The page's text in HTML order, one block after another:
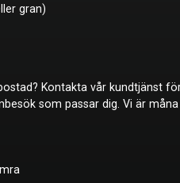
gran)
Kontakta vår kundtjänst
som passar dig. Vi är